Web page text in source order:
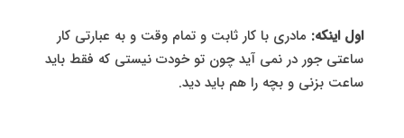
اول اینکه: مادری با کار ثابت و تمام وقت و به عبارتی کار
ساعتی جور در نمی آید چون تو خودت نیستی که فقط باید
ساعت بزنی و بچه را هم باید دید.